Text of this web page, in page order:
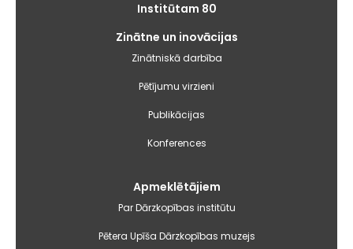
Institūtam 80
Zinātne un inovācijas
Zinātniskā darbība
Pētījumu virzieni
Publikācijas
Konferences
Apmeklētājiem
Par Dārzkopības institūtu
Pētera Upīša Dārzkopības muzejs